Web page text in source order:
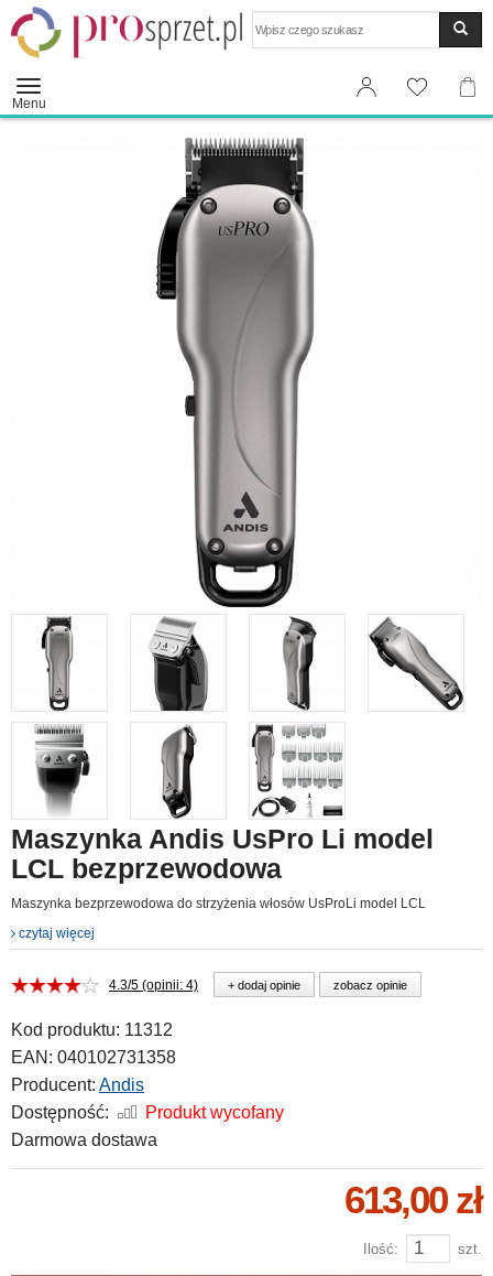
Menu
Maszynka Andis UsPro Li model
LCL bezprzewodowa
Maszynka bezprzewodowa do strzyżenia włosów UsProLi model LCL
czytaj więcej
4.3/5 (opinii: 4) + dodaj opinie zobacz opinie
Kod produktu: 11312
EAN: 040102731358
Producent: Andis
Dostępność:
Produkt wycofany
Darmowa dostawa
613,00 zł
Ilość: szt.